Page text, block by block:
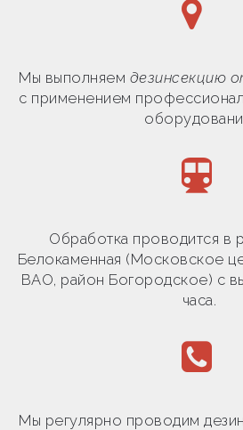
Мы выполняем дезинсекцию
с применением
Обработка проводится в
Белокаменная (Московское
ВАО, район Богородское) с
часа.
Мы регулярно проводим